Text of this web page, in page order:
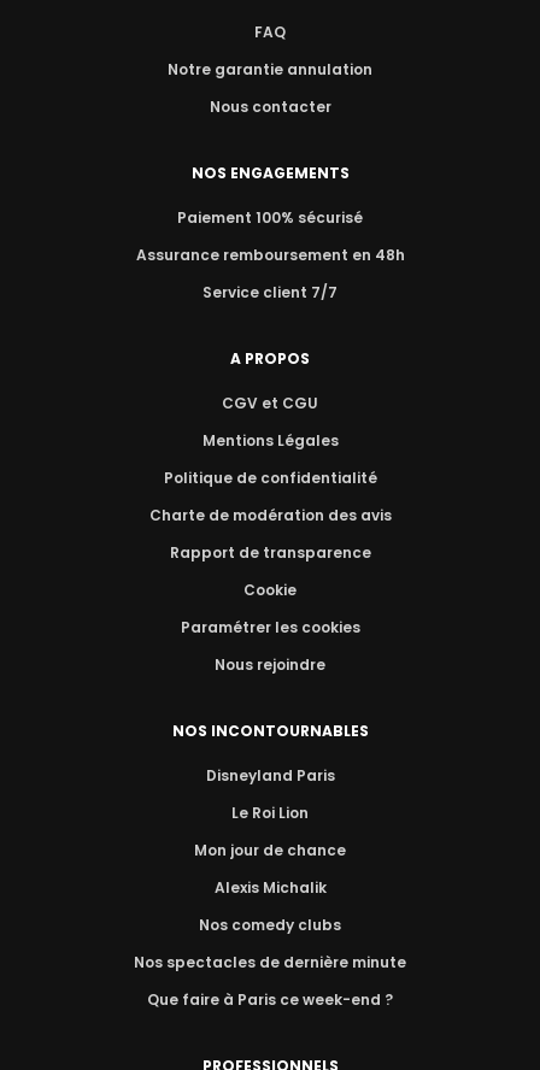
FAQ
Notre garantie annulation
Nous contacter
NOS ENGAGEMENTS
Paiement 100% sécurisé
Assurance remboursement en 48h
Service client 7/7
A PROPOS
CGV et CGU
Mentions Légales
Politique de confidentialité
Charte de modération des avis
Rapport de transparence
Cookie
Paramétrer les cookies
Nous rejoindre
NOS INCONTOURNABLES
Disneyland Paris
Le Roi Lion
Mon jour de chance
Alexis Michalik
Nos comedy clubs
Nos spectacles de dernière minute
Que faire à Paris ce week-end ?